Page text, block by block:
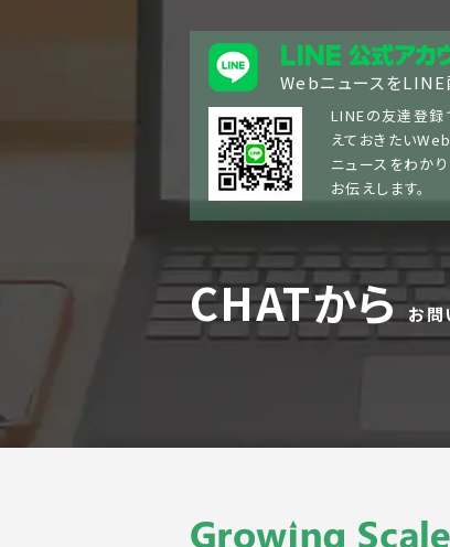
WebニュースをLINE
LINEの友達登録
えておきたい
ニュースをわかり
お伝えします。
CHATから お問